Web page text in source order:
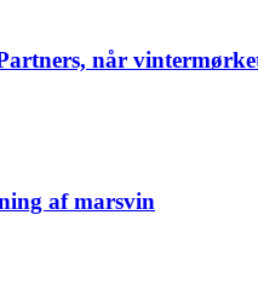
når
af marsvin